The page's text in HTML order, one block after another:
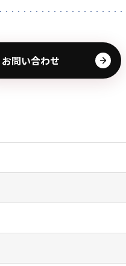
お問い合わせ